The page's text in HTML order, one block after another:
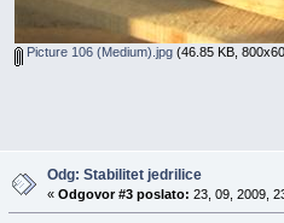
Picture 106 (Medium).jpg(46.85 KB,
Odg: Stabilitet jedrilice
« Odgovor #3 poslato: 23, 09, 2009,